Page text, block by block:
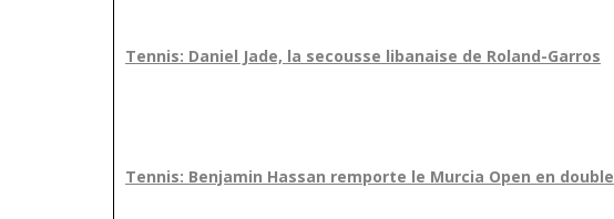
Tennis: Daniel Jade, la secousse libanaise de Roland-Garros
Tennis: Benjamin Hassan remporte le Murcia Open en double